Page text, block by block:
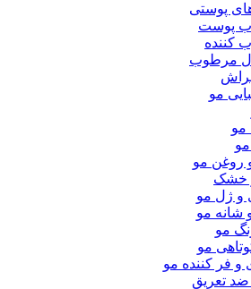
پوستی
پوست
کننده
مرطوب
مو
روغن مو
خشک
و ژل مو
شانه مو
مو
مو
و فر کننده مو
ضد تعریق